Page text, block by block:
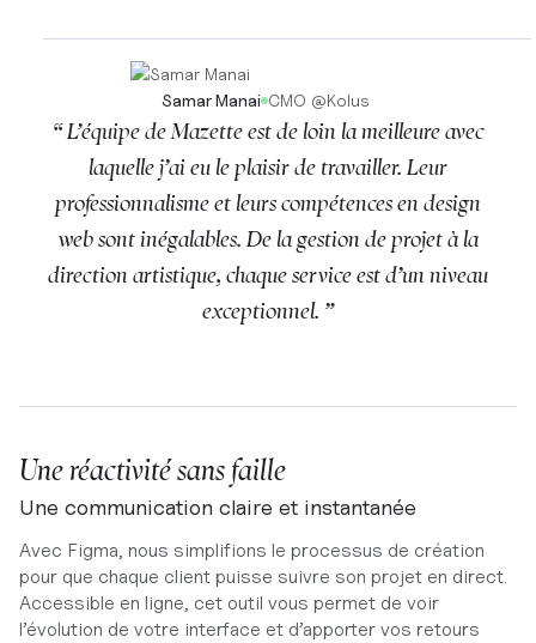
Samar Manai CMO @Kolus
“ L’équipe de Mazette est de loin la meilleure avec
laquelle j’ai eu le plaisir de travailler. Leur
professionnalisme et leurs compétences en design
web sont inégalables. De la gestion de projet à la
direction artistique, chaque service est d’un niveau
exceptionnel. ”
Une réactivité sans faille
Une communication claire et instantanée
Avec Figma, nous simplifions le processus de création
pour que chaque client puisse suivre son projet en direct.
Accessible en ligne, cet outil vous permet de voir
l’évolution de votre interface et d’apporter vos retours